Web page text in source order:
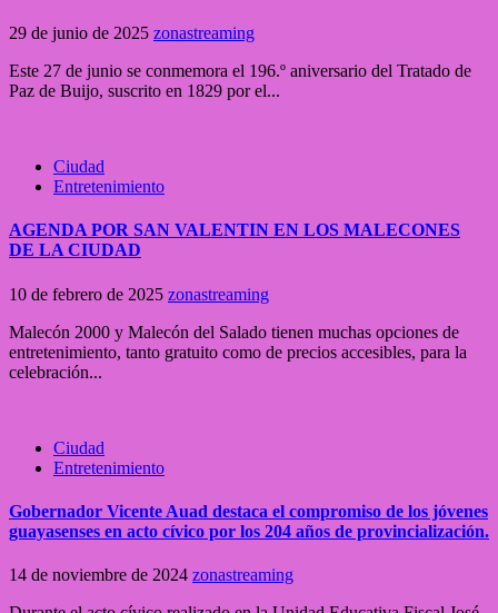
29 de junio de 2025 zonastreaming
Este 27 de junio se conmemora el 196.º aniversario del Tratado de
Paz de Buijo, suscrito en 1829 por el...
Ciudad
Entretenimiento
AGENDA POR SAN VALENTIN EN LOS MALECONES
DE LA CIUDAD
10 de febrero de 2025 zonastreaming
Malecón 2000 y Malecón del Salado tienen muchas opciones de
entretenimiento, tanto gratuito como de precios accesibles, para la
celebración...
Ciudad
Entretenimiento
Gobernador Vicente Auad destaca el compromiso de los jóvenes
guayasenses en acto cívico por los 204 años de provincialización.
14 de noviembre de 2024 zonastreaming